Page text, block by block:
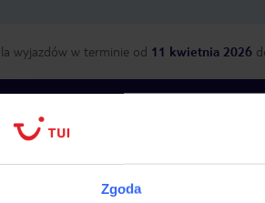
Zgoda
wyjazdów w terminie od 11 kwietnia 2026
Największe biuro podróży